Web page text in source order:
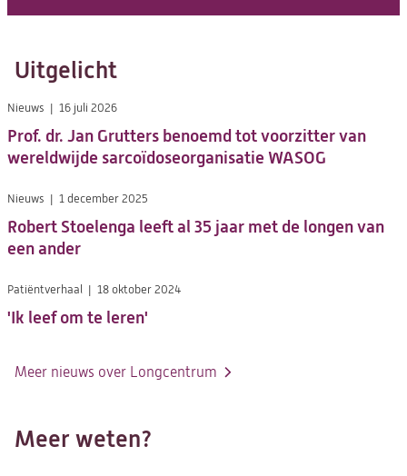
Uitgelicht
Prof. dr. Jan Grutters benoemd tot voorzitter van
wereldwijde sarcoïdoseorganisatie WASOG
Nieuws 16 juli 2026
Robert Stoelenga leeft al 35 jaar met de longen van
een ander
Nieuws 1 december 2025
'Ik leef om te leren'
Patiëntverhaal 18 oktober 2024
Meer nieuws over Longcentrum
Meer weten?